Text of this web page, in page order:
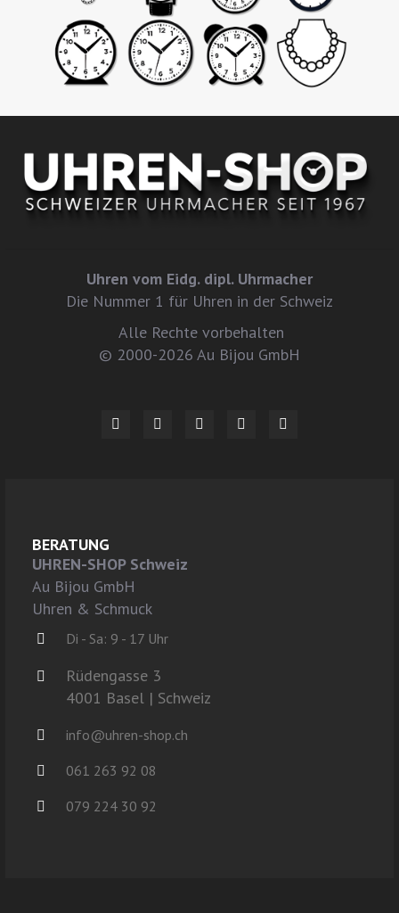
Uhren vom Eidg. dipl. Uhrmacher
Die Nummer 1 für Uhren in der Schweiz
Alle Rechte vorbehalten
© 2000-2026 Au Bijou GmbH
BERATUNG
UHREN-SHOP Schweiz
Au Bijou GmbH
Uhren & Schmuck
Di - Sa: 9 - 17 Uhr
Rüdengasse 3
4001 Basel | Schweiz
info@uhren-shop.ch
061 263 92 08
079 224 30 92